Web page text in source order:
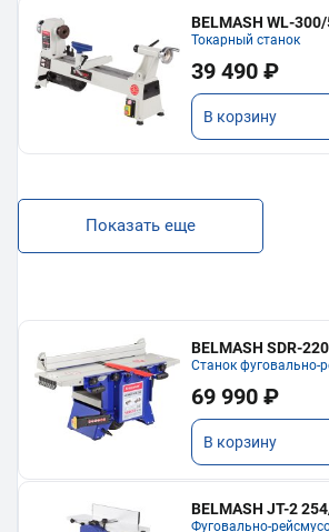
BELMASH WL-
Токарный станок
39 490 ₽
В корзину
Показать еще
BELMASH SDR-
Станок фуговально-
69 990 ₽
В корзину
BELMASH JT-2
Фуговально-